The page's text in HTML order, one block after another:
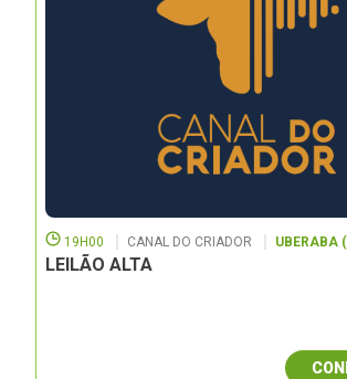
19H00 CANAL DO CRIADOR UBERABA
LEILÃO ALTA